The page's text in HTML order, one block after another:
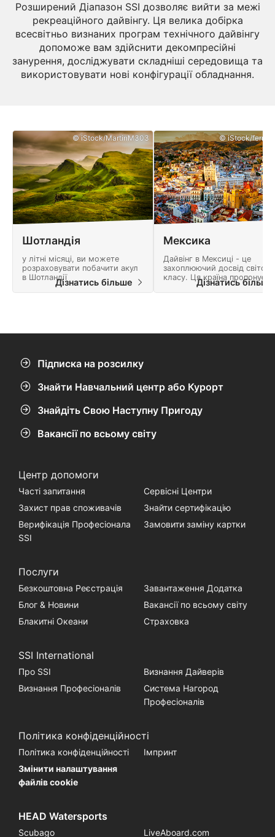
Розширений Діапазон SSI дозволяє вийти за межі
рекреаційного дайвінгу. Ця велика добірка
всесвітньо визнаних програм технічного дайвінгу
допоможе вам здійснити декомпресійні
занурення, досліджувати складніші середовища та
використовувати нові конфігурації обладнання.
© iStock/MartinM303
Шотландія
у літні місяці, ви можете
розраховувати побачити акул
в ШотландіїДізнатись більше
© iStock/
Мексика
Дайвінг в Мексиці - це
захоплюючий досвід
класу. Ця країна пропонує
безліч пригод і ландшафт,
повний природних чудес.
Дізнатись
Підписка на розсилку
Знайти Навчальний центр або Курорт
Знайдіть Свою Наступну Пригоду
Вакансії по всьому світу
Центр допомоги
Часті запитання
Сервісні Центри
Захист прав споживачів
Знайти сертифікацію
Верифікація Професіонала
SSI
Замовити заміну картки
Послуги
Безкоштовна Реєстрація
Завантаження Додатка
Блог & Новини
Вакансії по всьому світу
Блакитні Океани
Страховка
SSI International
Про SSI
Визнання Дайверів
Визнання Професіоналів
Система Нагород
Професіоналів
Політика конфіденційності
Політика конфіденційності
Імпринт
Змінити налаштування
файлів cookie
HEAD Watersports
Scubago LiveAboard.com